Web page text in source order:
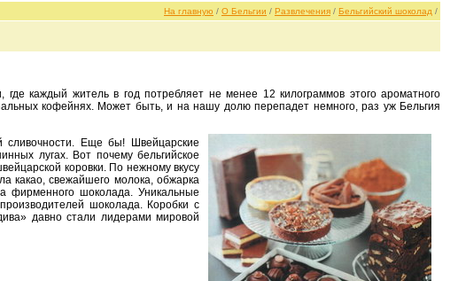
На главную / О Бельгии / Развлечения / Бельгийский шоколад /
кофейнях. Может быть, и на нашу долю перепадет немного, раз уж Бельгия
лугах. Вот почему бельгийское
коровки. По нежному вкусу
какао, свежайшего молока, обжарка
фирменного шоколада. Уникальные
шоколада. Коробки с
давно стали лидерами мировой